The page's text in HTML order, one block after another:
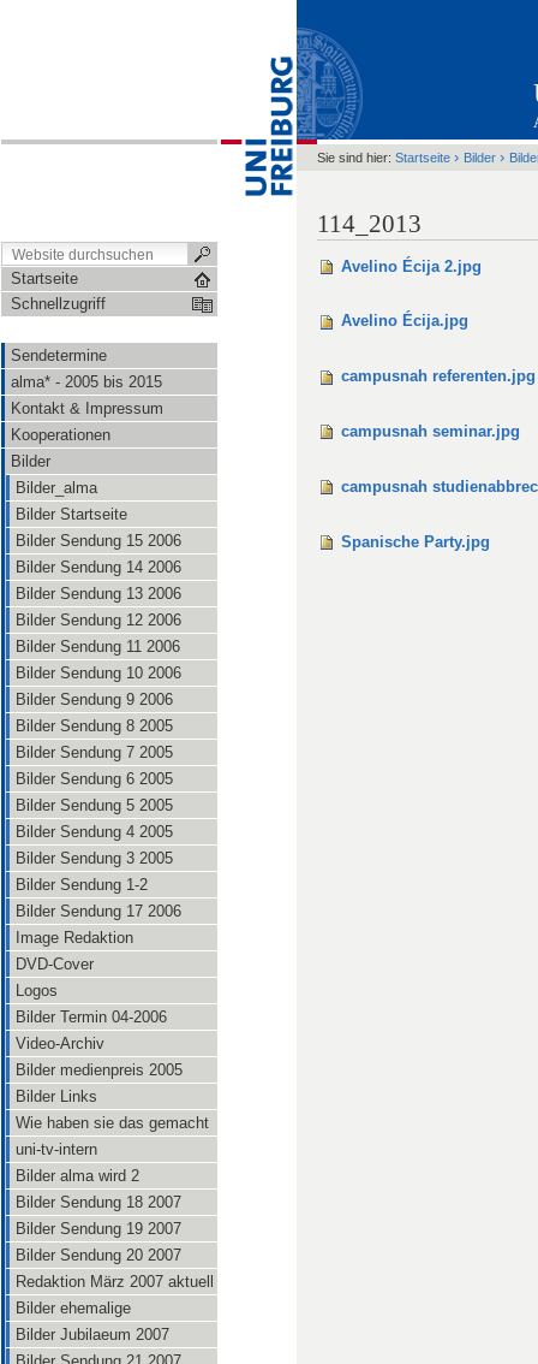
Startseite
Schnellzugriff
Sendetermine
alma* - 2005 bis 2015
Kontakt & Impressum
Kooperationen
Bilder
Bilder_alma
Bilder Startseite
Bilder Sendung 15 2006
Bilder Sendung 14 2006
Bilder Sendung 13 2006
Bilder Sendung 12 2006
Bilder Sendung 11 2006
Bilder Sendung 10 2006
Bilder Sendung 9 2006
Bilder Sendung 8 2005
Bilder Sendung 7 2005
Bilder Sendung 6 2005
Bilder Sendung 5 2005
Bilder Sendung 4 2005
Bilder Sendung 3 2005
Bilder Sendung 1-2
Bilder Sendung 17 2006
Image Redaktion
DVD-Cover
Logos
Bilder Termin 04-2006
Video-Archiv
Bilder medienpreis 2005
Bilder Links
Wie haben sie das gemacht
uni-tv-intern
Bilder alma wird 2
Bilder Sendung 18 2007
Bilder Sendung 19 2007
Bilder Sendung 20 2007
Redaktion März 2007 aktuell
Bilder ehemalige
Bilder Jubilaeum 2007
Sie sind hier: Startseite › Bilder ›
114_2013
Avelino Écija 2.jpg
Avelino Écija.jpg
campusnah referenten.jpg
campusnah seminar.jpg
campusnah
Spanische Party.jpg